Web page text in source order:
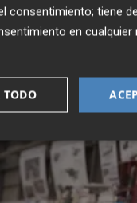
lacortadora de
en
fabricación de
de producción.
consentimiento; tiene
en
TODO